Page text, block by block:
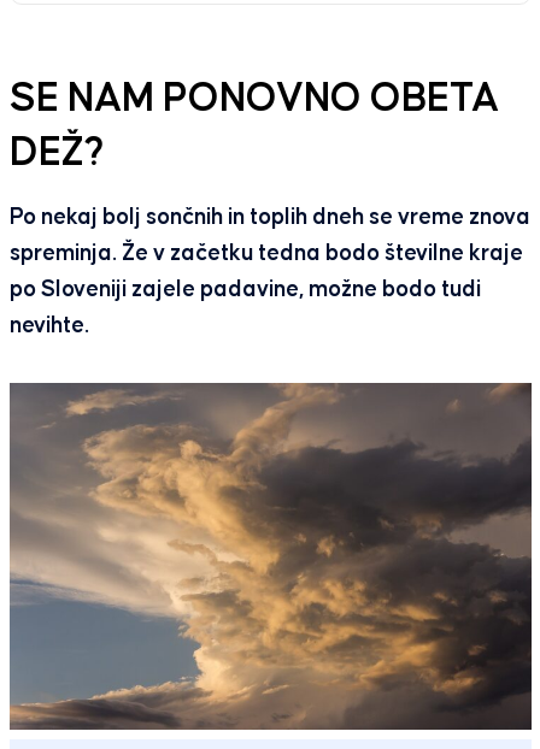
SE NAM PONOVNO OBETA
DEŽ?
Po nekaj bolj sončnih in toplih dneh se vreme znova
spreminja. Že v začetku tedna bodo številne kraje
po Sloveniji zajele padavine, možne bodo tudi
nevihte.